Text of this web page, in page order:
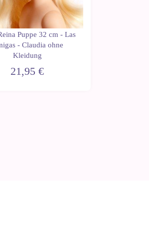
Puppe 32 cm - Las
- Claudia ohne
Kleidung
21,95 €